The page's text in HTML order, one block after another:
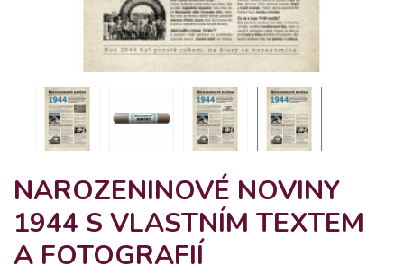
NAROZENINOVÉ NOVINY
1944 S VLASTNÍM TEXTEM
A FOTOGRAFIÍ